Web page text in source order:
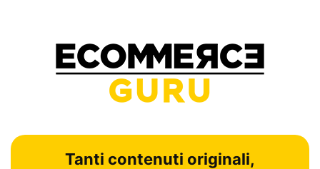
Tanti contenuti originali,